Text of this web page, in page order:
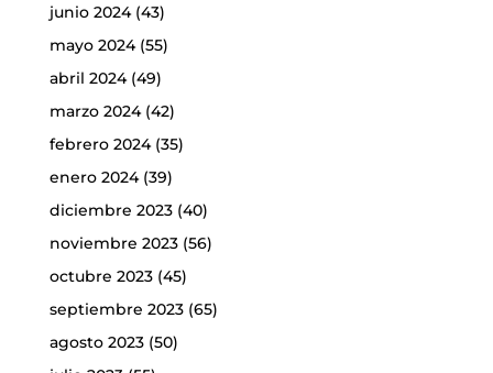
junio 2024(43)
mayo 2024(55)
abril 2024(49)
marzo 2024(42)
febrero 2024(35)
enero 2024(39)
diciembre 2023(40)
noviembre 2023(56)
octubre 2023(45)
septiembre 2023(65)
agosto 2023(50)